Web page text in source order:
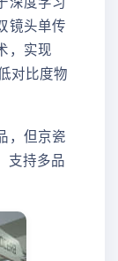
镜头单传
，实现
对比度物
，但京瓷
支持多品